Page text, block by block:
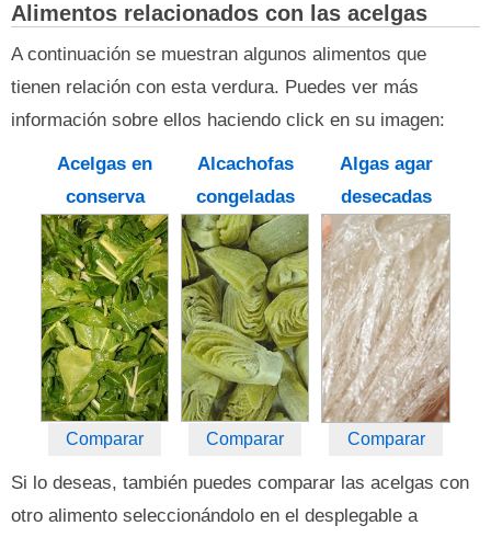
Alimentos relacionados con las acelgas
A continuación se muestran algunos alimentos que
tienen relación con esta verdura. Puedes ver más
información sobre ellos haciendo click en su imagen:
Acelgas en
conserva
Alcachofas
congeladas
Algas agar
desecadas
Comparar Comparar Comparar
Si lo deseas, también puedes comparar las acelgas con
otro alimento seleccionándolo en el desplegable a